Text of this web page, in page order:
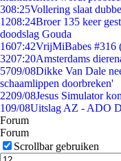
308:25Vollering slaat
1208:24Broer 135 keer
doodslag Gouda
1607:42VrijMiBabes #316
3207:20Amsterdams
5709/08Dikke Van Dale
schaamlippen doorbreken'
2209/08Jesus Simulator
109/08Uitslag AZ - ADO
Forum
Forum
Scrollbar gebruiken